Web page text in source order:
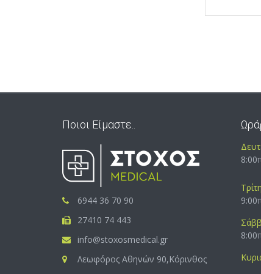
Ποιοι Είμαστε..
6944 36 70 90
27410 74 443
info@stoxosmedical.gr
Λεωφόρος Αθηνών 90,Κόρινθος